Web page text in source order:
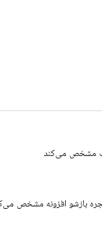
تب مشخص می‌کند
بازشو افزونه مشخص